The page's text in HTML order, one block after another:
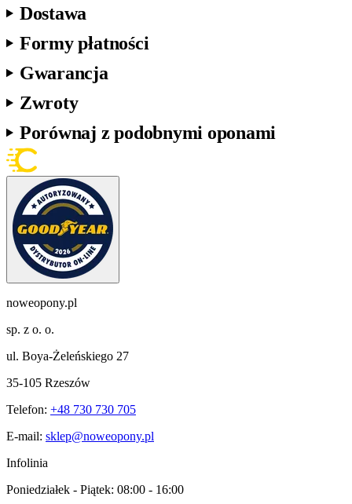
Dostawa
Formy płatności
Gwarancja
Zwroty
Porównaj z podobnymi oponami
noweopony.pl
sp. z o. o.
ul. Boya-Żeleńskiego 27
35-105 Rzeszów
Telefon: +48 730 730 705
E-mail: sklep@noweopony.pl
Infolinia
Poniedziałek - Piątek: 08:00 - 16:00